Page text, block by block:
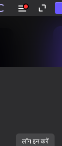
लॉग इन करें